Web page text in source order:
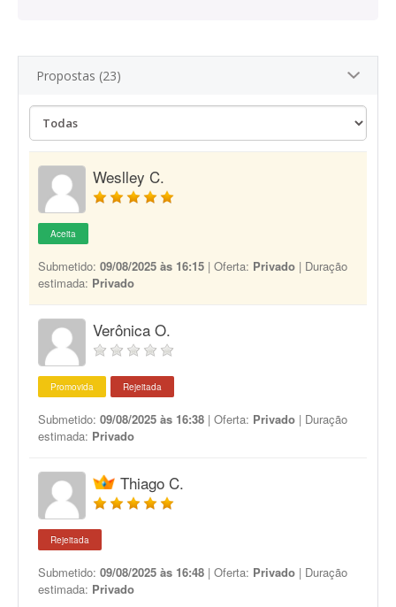
Propostas (23)
Weslley C.
Aceita
Submetido: 09/08/2025 às 16:15 | Oferta: Privado | Duração
estimada: Privado
Verônica O.
Promovida Rejeitada
Submetido: 09/08/2025 às 16:38 | Oferta: Privado | Duração
estimada: Privado
Thiago C.
Rejeitada
Submetido: 09/08/2025 às 16:48 | Oferta: Privado | Duração
estimada: Privado